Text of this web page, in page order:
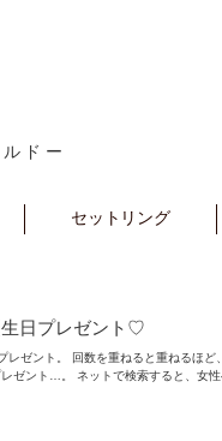
ドー
セットリング
Set Ring
日プレゼント♡
レゼント。 回数を重ねると重ねるほど
ゼント…。 ネットで検索すると、女性